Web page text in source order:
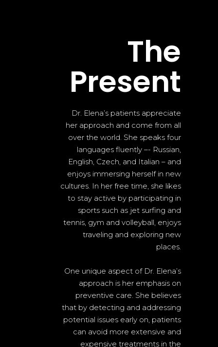
The
Present
Dr. Elena’s patients appreciate
her approach and come from all
over the world. She speaks four
languages fluently –- Russian,
English, Czech, and Italian – and
enjoys immersing herself in new
cultures. In her free time, she likes
to stay active by participating in
sports such as jet surfing and
tennis, gym and volleyball, enjoys
traveling and exploring new
places.
One unique aspect of Dr. Elena’s
approach is her emphasis on
preventive care. She believes
that by detecting and addressing
potential issues early on, patients
can avoid more extensive and
expensive treatments in the